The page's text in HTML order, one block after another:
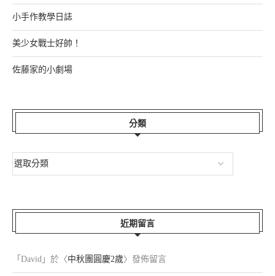
小手作教學日誌
美少女戰士好帥！
佐藤家的小劇場
分類
近期留言
「 David 」於〈中秋團圓慶2歲〉發佈留言